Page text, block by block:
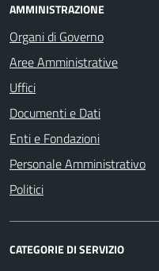
AMMINISTRAZIONE
Organi di Governo
Aree Amministrative
Uffici
Documenti e Dati
Enti e Fondazioni
Personale Amministrativo
Politici
CATEGORIE DI SERVIZIO